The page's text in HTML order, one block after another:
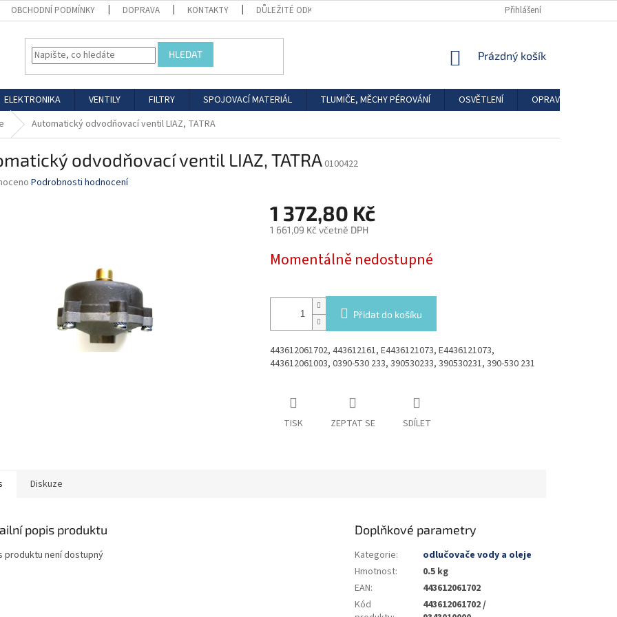
OBCHODNÍ PODMÍNKY DOPRAVA KONTAKTY DŮLEŽITÉ ODKAZY Přihlášení
HLEDAT
NÁKUPNÍ
Prázdný košík
ELEKTRONIKA VENTILY FILTRY SPOJOVACÍ MATERIÁL TLUMIČE, MĚCHY PÉROVÁNÍ OSVĚTLENÍ
OPRAVÁRENSKÉ
Automatický odvodňovací ventil LIAZ, TATRA
odvodňovací ventil LIAZ, TATRA0100422
Podrobnosti hodnocení
1 372,80 Kč
1 661,09 Kč včetně DPH
cena:
Momentálně nedostupné
Přidat do košíku
443612061702, 443612161, E4436121073, E4436121073,
443612061003, 0390-530 233, 390530233, 390530231, 390-530 231
TISK ZEPTAT SE SDÍLET
Diskuze
popis produktu
produktu není dostupný
Doplňkové parametry
Kategorie:
odlučovače vody a oleje
Hmotnost:
0.5 kg
EAN:
443612061702
Kód
443612061702 /